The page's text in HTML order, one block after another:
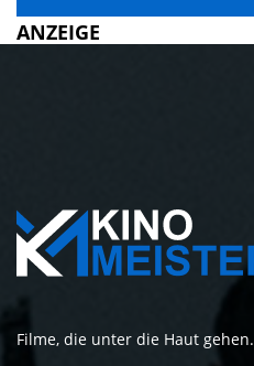
ANZEIGE
Filme, die unter die Haut gehen.